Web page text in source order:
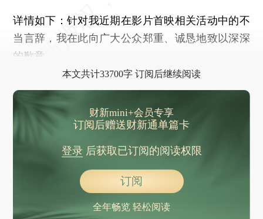
京沪高铁开通运营十五年，运送旅客超23亿人次
最高法发布建设工程施工合同纠纷典型案例
西安至十堰高铁开通运营
等了12年，北京地铁6号线通运门站今早开通
国家防总对安徽江西贵州启动防汛四级应急响应
一天两场点球大战！荷兰无缘16强，摩洛哥晋级
世界杯明日看点：哈兰德、姆巴佩先后迎来淘汰赛考验
郑钦文温网“一轮游”，4年内第3次在首轮输给同一对手
详情如下：针对我近期在影片首映相关活动中的不
当言辞，我在此向广大公众郑重、诚恳地致以深深
的歉意。
本文共计33700字 订阅后继续阅读
财新mini+会员专享
订阅后赠送财新通单篇卡
登录后获取已订阅的阅读权限
订阅
全年畅览 轻松阅读